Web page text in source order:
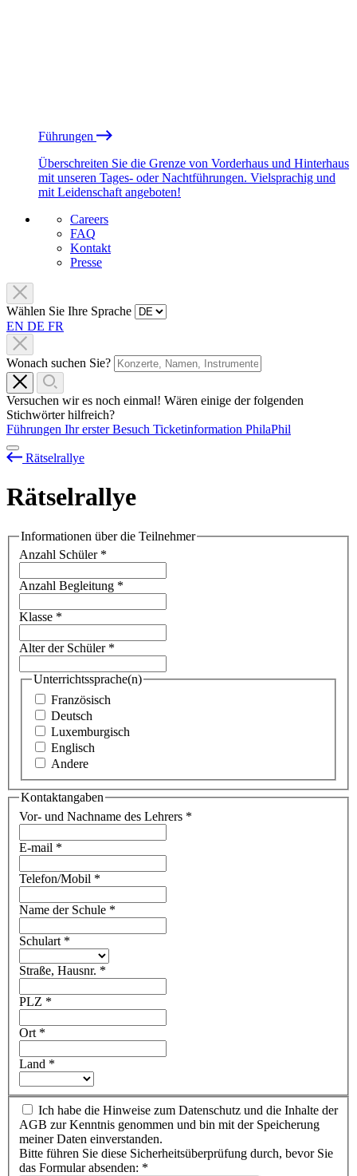
Führungen
Überschreiten Sie die Grenze von Vorderhaus und Hinterhaus
mit unseren Tages- oder Nachtführungen. Vielsprachig und
mit Leidenschaft angeboten!
Careers
FAQ
Kontakt
Presse
Wählen Sie Ihre Sprache
EN DE FR
Wonach suchen Sie?
Versuchen wir es noch einmal! Wären einige der folgenden
Stichwörter hilfreich?
Führungen Ihr erster Besuch Ticketinformation PhilaPhil
Rätselrallye
Rätselrallye
Informationen über die Teilnehmer
Anzahl Schüler *
Anzahl Begleitung *
Klasse *
Alter der Schüler *
Unterrichtssprache(n)
Französisch
Deutsch
Luxemburgisch
Englisch
Andere
Kontaktangaben
Vor- und Nachname des Lehrers *
E-mail *
Telefon/Mobil *
Name der Schule *
Schulart *
Straße, Hausnr. *
PLZ *
Ort *
Land *
Ich habe die Hinweise zum Datenschutz und die Inhalte der
AGB zur Kenntnis genommen und bin mit der Speicherung
meiner Daten einverstanden.
Bitte führen Sie diese Sicherheitsüberprüfung durch, bevor Sie
das Formular absenden: *